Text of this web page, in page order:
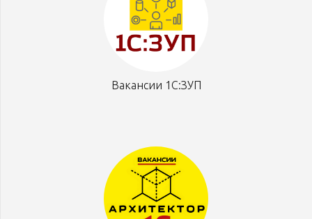
Вакансии 1С:ЗУП